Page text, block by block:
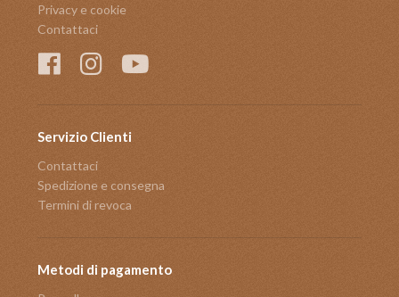
Privacy e cookie
Contattaci
Servizio Clienti
Contattaci
Spedizione e consegna
Termini di revoca
Metodi di pagamento